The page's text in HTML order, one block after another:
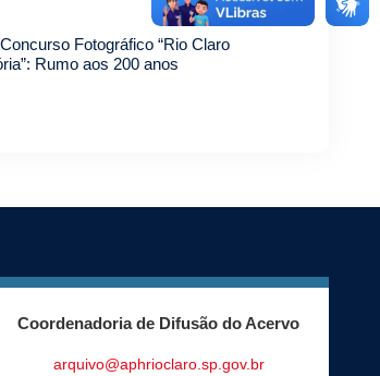
Fotográfico “Rio Claro
Rumo aos 200 anos
Coordenadoria de Difusão do Acervo
arquivo@aphrioclaro.sp.gov.br